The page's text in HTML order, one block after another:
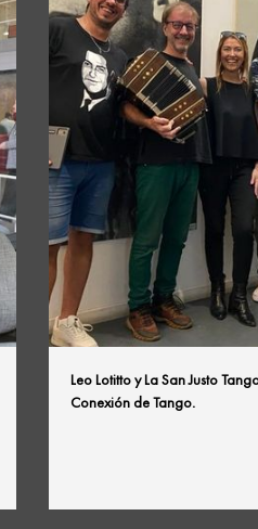
Leo Lotitto y La San Justo
Conexión de Tango.